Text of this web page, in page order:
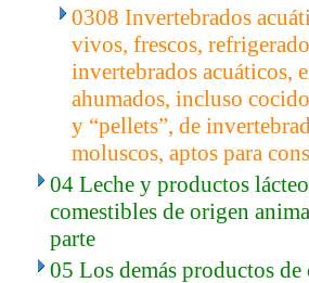
0308 Invertebrados
vivos, frescos,
invertebrados acuáticos,
ahumados, incluso
y “pellets”, de
moluscos, aptos para
04 Leche y productos
comestibles de origen
parte
05 Los demás productos